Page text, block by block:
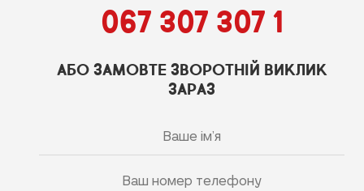
067 307 307 1
АБО ЗАМОВТЕ ЗВОРОТНІЙ ВИКЛИК
ЗАРАЗ